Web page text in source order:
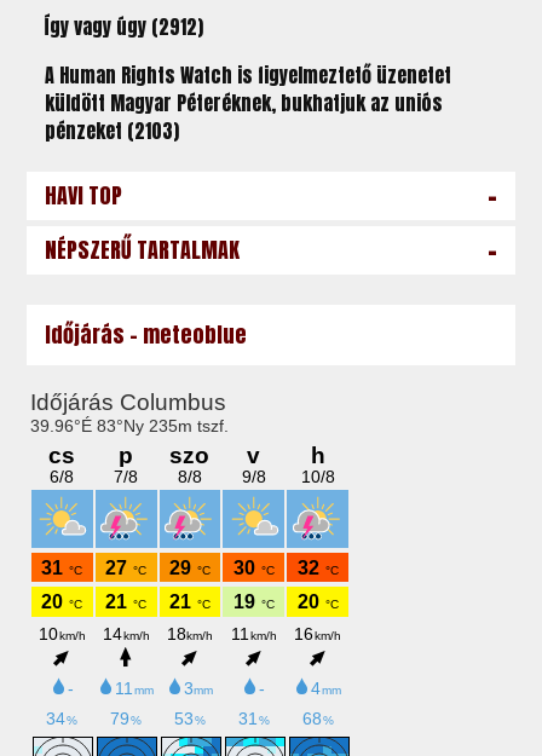
Így vagy úgy (2912)
A Human Rights Watch is figyelmeztető üzenetet
küldött Magyar Péteréknek, bukhatjuk az uniós
pénzeket (2103)
HAVI TOP -
NÉPSZERŰ TARTALMAK -
Időjárás - meteoblue